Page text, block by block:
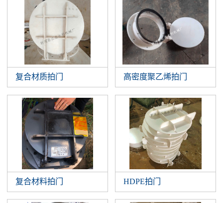
复合材质拍门 高密度聚乙烯拍门
复合材料拍门 HDPE拍门